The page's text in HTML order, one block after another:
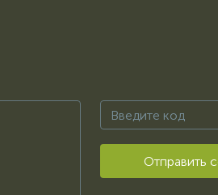
Отправить